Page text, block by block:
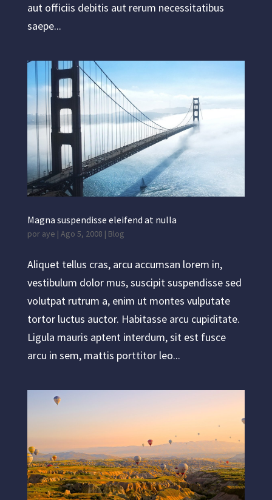
aut officiis debitis aut rerum necessitatibus
saepe...
Magna suspendisse eleifend at nulla
por aye | Ago 5, 2008 | Blog
Aliquet tellus cras, arcu accumsan lorem in,
vestibulum dolor mus, suscipit suspendisse sed
volutpat rutrum a, enim ut montes vulputate
tortor luctus auctor. Habitasse arcu cupiditate.
Ligula mauris aptent interdum, sit est fusce
arcu in sem, mattis porttitor leo...